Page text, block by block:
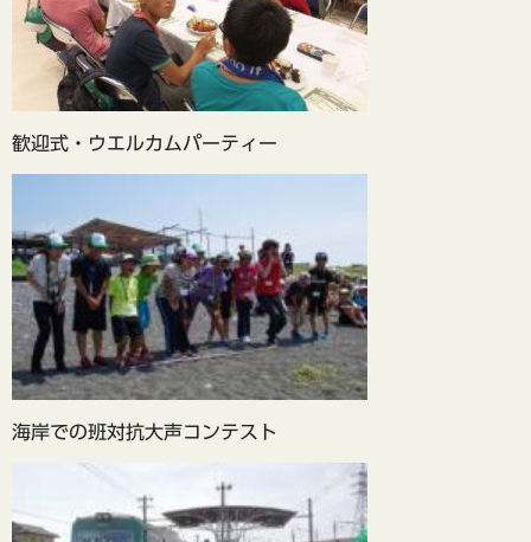
歓迎式・ウエルカムパーティー
海岸での班対抗大声コンテスト